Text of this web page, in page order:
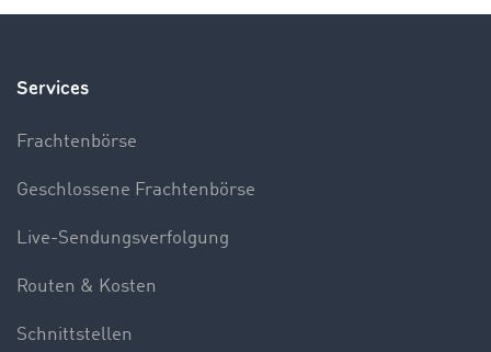
Services
Frachtenbörse
Geschlossene Frachtenbörse
Live-Sendungsverfolgung
Routen & Kosten
Schnittstellen